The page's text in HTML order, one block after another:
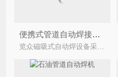
便携式管道自动焊接小车